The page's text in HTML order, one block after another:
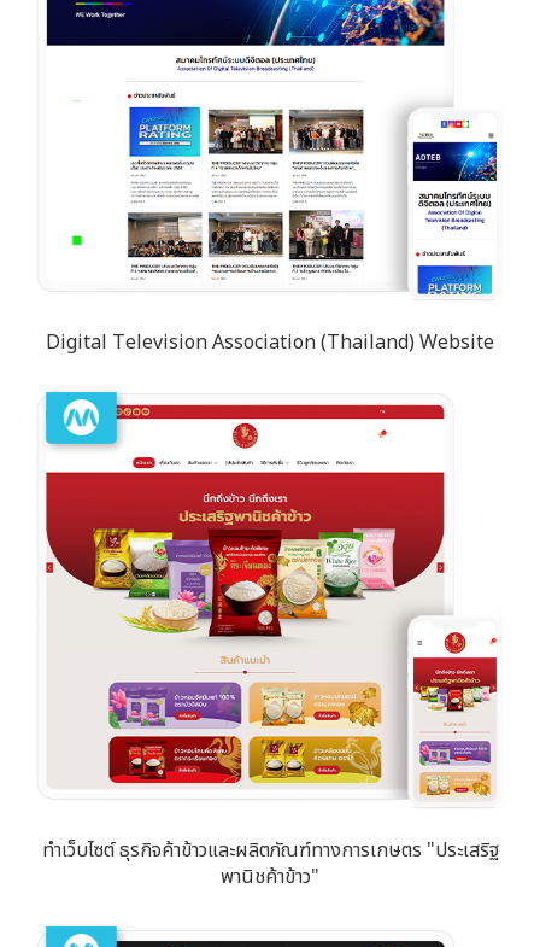
Digital Television Association (Thailand) Website
ทำเว็บไซต์ ธุรกิจค้าข้าวและผลิตภัณฑ์ทางการเกษตร "ประเสริฐ
พานิชค้าข้าว"